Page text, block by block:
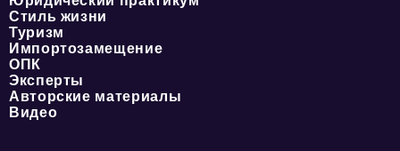
Стиль жизни
Туризм
Импортозамещение
ОПК
Эксперты
Авторские материалы
Видео